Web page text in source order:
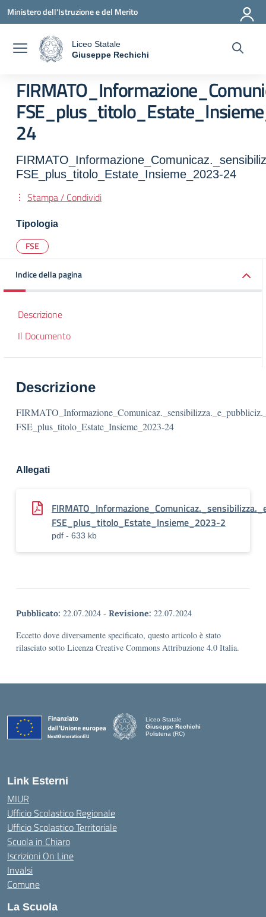
Vai ai contenuti
Vai al menu di navigazione
Vai al footer
Ministero dell'Istruzione e del Merito
Liceo Statale
Giuseppe Rechichi
24
FSE_plus_titolo_Estate_Insieme_2023-24
Stampa / Condividi
Tipologia
FSE
Indice della pagina
Descrizione
Il Documento
Descrizione
FSE_plus_titolo_Estate_Insieme_2023-24
Allegati
FSE_plus_titolo_Estate_Insieme_2023-2
pdf - 633 kb
Pubblicato: 22.07.2024 - Revisione: 22.07.2024
Eccetto dove diversamente specificato, questo articolo è stato
rilasciato sotto Licenza Creative Commons Attribuzione 4.0 Italia.
Liceo Statale
Giuseppe Rechichi
Polistena (RC)
Link Esterni
MIUR
Ufficio Scolastico Regionale
Ufficio Scolastico Territoriale
Scuola in Chiaro
Iscrizioni On Line
Invalsi
Comune
La Scuola